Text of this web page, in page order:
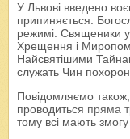
У Львові введено
припиняється:
режимі. Священики
Хрещення і
Найсвятішими
служать Чин
Повідомляємо
проводиться пряма
тому всі мають